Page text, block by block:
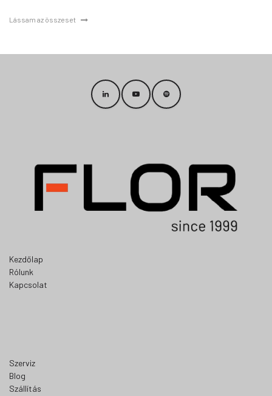
Lássam az összeset
Kezdőlap
Rólunk
Kapcsolat
Szerviz
Blog
Szállítás